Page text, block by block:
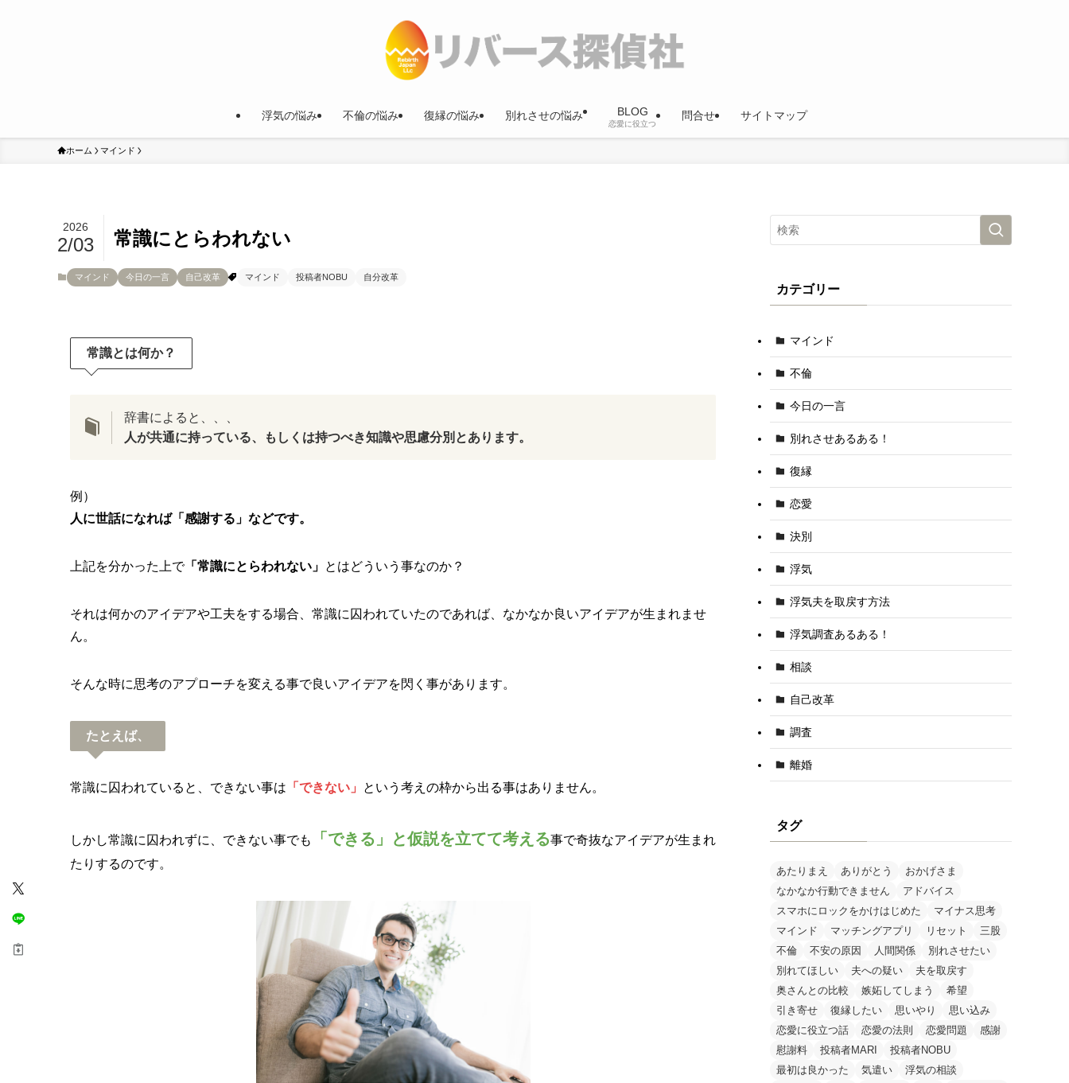
浮気の悩み 不倫の悩み 復縁の悩み 別れさせの悩み BLOG
恋愛に役立つ
問合せ サイトマップ
ホーム マインド
常識にとらわれない
2026
2/03
マインド 今日の一言 自己改革 マインド 投稿者NOBU 自分改革
常識とは何か？
辞書によると、、、
人が共通に持っている、もしくは持つべき知識や思慮分別とあります。
例）
人に世話になれば「感謝する」などです。
上記を分かった上で「常識にとらわれない」 とはどういう事なのか？
それは何かのアイデアや工夫をする場合、常識に囚われていたのであれば、なかなか良いアイデアが生まれませ
ん。
そんな時に思考のアプローチを変える事で良いアイデアを閃く事があります。
たとえば、
常識に囚われていると、できない事は 「できない」 という考えの枠から出る事はありません。
しかし常識に囚われずに、できない事でも 「できる」と仮説を立てて考える事で奇抜なアイデアが生まれ
たりするのです。
カテゴリー
マインド
不倫
今日の一言
別れさせあるある！
復縁
恋愛
決別
浮気
浮気夫を取戻す方法
浮気調査あるある！
相談
自己改革
調査
離婚
タグ
あたりまえ ありがとう
おかげさま
なかなか行動できません
アドバイス
スマホにロックをかけはじめた
マイナス思考
マインド
マッチングアプリ リセット
三股
不倫
不安の原因 人間関係
別れさせたい
別れてほしい
夫への疑い
夫を取戻す
奥さんとの比較
嫉妬してしまう
希望
引き寄せ
復縁したい 思いやり
思い込み
恋愛に役立つ話
恋愛の法則 恋愛問題
感謝
慰謝料
投稿者MARI
投稿者NOBU
最初は良かった
気遣い
浮気の相談